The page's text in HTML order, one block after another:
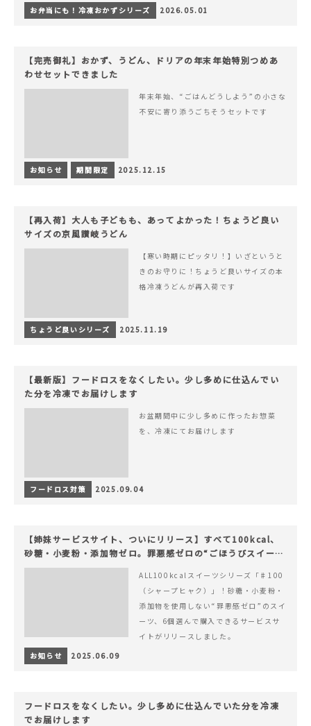
か。 どのようにつくられているのか。&
hellip; 続きを読む 【6月10日（無添加
お弁当にも！冷凍おかずシリーズ 2026.05.01
【完売御礼】おかず、うどん、ドリアの年末年始特別つめあ
わせセットできました
年末年始、“ごはんどうしよう”の小さな
不安に寄り添うごちそうセットです
お知らせ 期間限定 2025.12.15
【再入荷】大人も子どもも、あってよかった！ちょうど良い
サイズの京風讃岐うどん
【寒い時期にピッタリ！】いざというと
きのお守りに！ちょうど良いサイズの本
格冷凍うどんが再入荷です
ちょうど良いシリーズ 2025.11.19
【最新版】フードロスをなくしたい。少し多めに仕込んでい
た分を冷凍でお届けします
お盆期間中に少し多めに作ったお惣菜
を、冷凍にてお届けします
フードロス対策 2025.09.04
【姉妹サービスサイト、ついにリリース】すべて100kcal、
砂糖・小麦粉・添加物ゼロ。罪悪感ゼロの“ごほうびスイー
ツ”『#100（シャープ100）』
ALL100kcalスイーツシリーズ「♯100
（シャープヒャク）」！砂糖・小麦粉・
添加物を使用しない“罪悪感ゼロ”のスイ
ーツ、6個選んで購入できるサービスサ
イトがリリースしました。
お知らせ
2025.06.09
フードロスをなくしたい。少し多めに仕込んでいた分を冷凍
でお届けします